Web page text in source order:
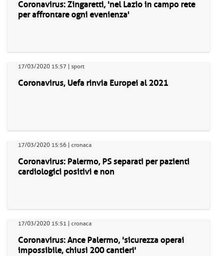
Coronavirus: Zingaretti, 'nel Lazio in campo rete
per affrontare ogni evenienza'
17/03/2020 15:57 | sport
Coronavirus, Uefa rinvia Europei al 2021
17/03/2020 15:56 | cronaca
Coronavirus: Palermo, PS separati per pazienti
cardiologici positivi e non
17/03/2020 15:51 | cronaca
Coronavirus: Ance Palermo, 'sicurezza operai
impossibile, chiusi 200 cantieri'